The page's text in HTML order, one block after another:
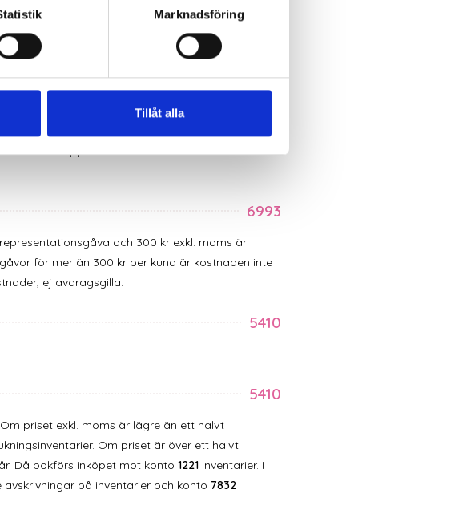
Marknadsföring
Tillåt alla
fiktiv moms i debet mot2645och kredit mot2614.
bokför upp som fiktiv moms i debet mot2645
6993
och 300 kr exkl. moms är
för mer än 300 kr per kund är kostnaden inte
ej avdragsgilla.
5410
5410
priset exkl. moms är lägre än ett halvt
Om priset är över ett halvt
Då bokförs inköpet mot konto 1221 Inventarier. I
på inventarier och konto 7832